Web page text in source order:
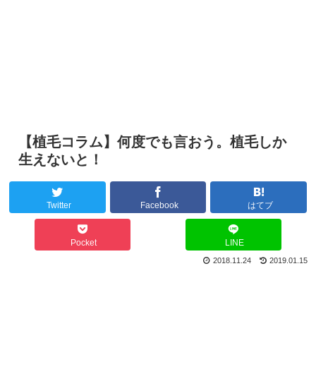
【植毛コラム】何度でも言おう。植毛しか
生えないと！
Twitter Facebook はてブ
Pocket LINE
2019.01.15
2018.11.24